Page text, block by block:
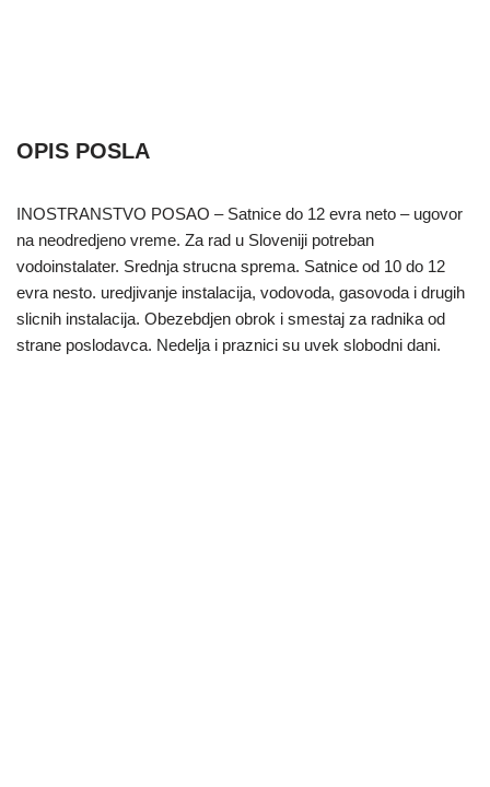
OPIS POSLA
INOSTRANSTVO POSAO – Satnice do 12 evra neto – ugovor
na neodredjeno vreme. Za rad u Sloveniji potreban
vodoinstalater. Srednja strucna sprema. Satnice od 10 do 12
evra nesto. uredjivanje instalacija, vodovoda, gasovoda i drugih
slicnih instalacija. Obezebdjen obrok i smestaj za radnika od
strane poslodavca. Nedelja i praznici su uvek slobodni dani.